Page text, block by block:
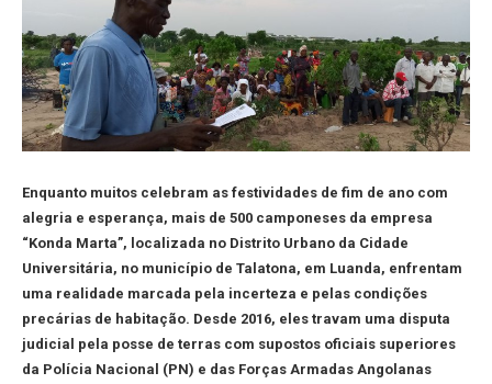
Enquanto muitos celebram as festividades de fim de ano com
alegria e esperança, mais de 500 camponeses da empresa
“Konda Marta”, localizada no Distrito Urbano da Cidade
Universitária, no município de Talatona, em Luanda, enfrentam
uma realidade marcada pela incerteza e pelas condições
precárias de habitação. Desde 2016, eles travam uma disputa
judicial pela posse de terras com supostos oficiais superiores
da Polícia Nacional (PN) e das Forças Armadas Angolanas